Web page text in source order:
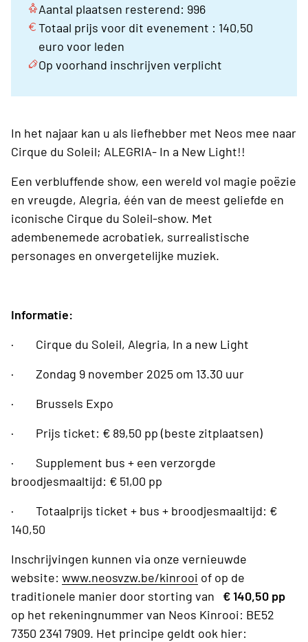
Aantal plaatsen resterend: 996
Totaal prijs voor dit evenement : 140,50
euro voor leden
Op voorhand inschrijven verplicht
In het najaar kan u als liefhebber met Neos mee naar
Cirque du Soleil; ALEGRIA- In a New Light!!
Een verbluffende show, een wereld vol magie poëzie
en vreugde, Alegria, één van de meest geliefde en
iconische Cirque du Soleil-show. Met
adembenemede acrobatiek, surrealistische
personages en onvergetelijke muziek.
Informatie:
· Cirque du Soleil, Alegria, In a new Light
· Zondag 9 november 2025 om 13.30 uur
· Brussels Expo
· Prijs ticket: € 89,50 pp (beste zitplaatsen)
· Supplement bus + een verzorgde
broodjesmaaltijd: € 51,00 pp
· Totaalprijs ticket + bus + broodjesmaaltijd: €
140,50
Inschrijvingen kunnen via onze vernieuwde
website: www.neosvzw.be/kinrooi of op de
traditionele manier door storting van € 140,50 pp
op het rekeningnummer van Neos Kinrooi: BE52
7350 2341 7909. Het principe geldt ook hier: